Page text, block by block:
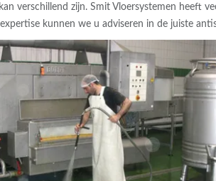
verschillend zijn. Smit Vloersystemen heeft
kunnen we u adviseren in de juiste